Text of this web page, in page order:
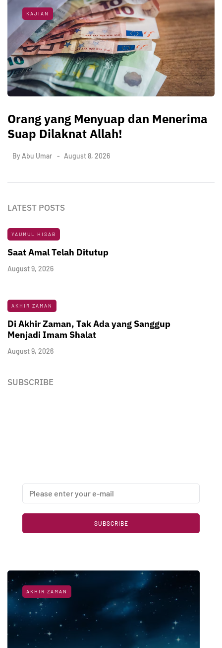
KAJIAN
Orang yang Menyuap dan Menerima
Suap Dilaknat Allah!
By Abu Umar August 8, 2026
AKHIR ZAMAN
LATEST POSTS
YAUMUL HISAB
Saat Amal Telah Ditutup
August 9, 2026
AKHIR ZAMAN
Di Akhir Zaman, Tak Ada yang Sanggup
Menjadi Imam Shalat
August 9, 2026
SUBSCRIBE
SUBSCRIBE